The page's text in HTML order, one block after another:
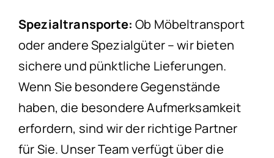
Spezialtransporte: Ob Möbeltransport
oder andere Spezialgüter – wir bieten
sichere und pünktliche Lieferungen.
Wenn Sie besondere Gegenstände
haben, die besondere Aufmerksamkeit
erfordern, sind wir der richtige Partner
für Sie. Unser Team verfügt über die